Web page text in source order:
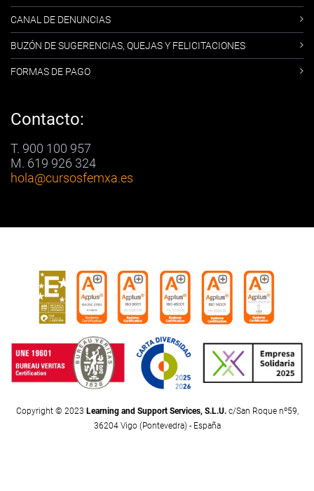
CANAL DE DENUNCIAS
BUZÓN DE SUGERENCIAS, QUEJAS Y FELICITACIONES
FORMAS DE PAGO
Contacto:
T. 900 100 957
M. 619 926 324
hola@cursosfemxa.es
Copyright © 2023 Learning and Support Services, S.L.U.c/San Roque nº59,
36204 Vigo (Pontevedra) - España